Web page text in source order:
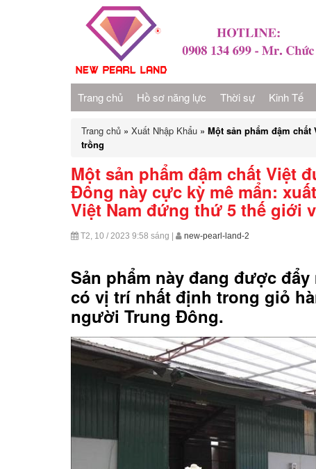
Trang chủ Hồ sơ năng lực Thời sự Kinh Tế
Trang chủ » Xuất Nhập Khẩu » Một sản phẩm đậm
trồng
Một sản phẩm đậm chất Việt
Đông này cực kỳ mê mẩn:
Việt Nam đứng thứ 5 thế giới
T2, 10 / 2023 9:58 sáng new-pearl-land-2
Sản phẩm này đang được
có vị trí nhất định trong giỏ
người Trung Đông.